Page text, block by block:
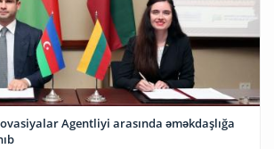
Agentliyi arasında əməkdaşlığa